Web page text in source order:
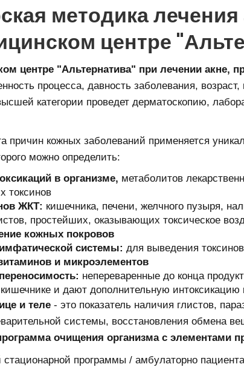
методика
центре
центре "Альтернатива" при лечении акне,
процесса, давность заболевания,
категории проведет дерматоскопию,
причин кожных заболеваний применяется
можно определить:
в организме, метаболитов
токсинов
ЖКТ: кишечника, печени, желчного пузыря,
простейших, оказывающих токсическое
кожных покровов
системы: для выведения
и микроэлементов
непереваренные до конца
и дают дополнительную
и теле - это показатель наличия глистов,
системы, восстановления обмена
очищения организма с элементами
программы / амбулаторно